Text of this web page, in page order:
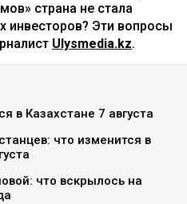
страна не стала
инвесторов? Эти вопросы
Ulysmedia.kz.
в Казахстане 7 августа
что изменится в
что вскрылось на